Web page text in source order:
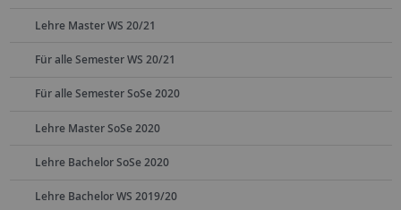
Lehre Master WS 20/21
Für alle Semester WS 20/21
Für alle Semester SoSe 2020
Lehre Master SoSe 2020
Lehre Bachelor SoSe 2020
Lehre Bachelor WS 2019/20